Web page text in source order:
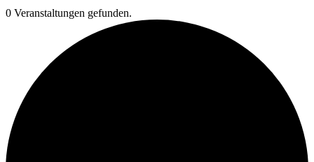
0 Veranstaltungen gefunden.